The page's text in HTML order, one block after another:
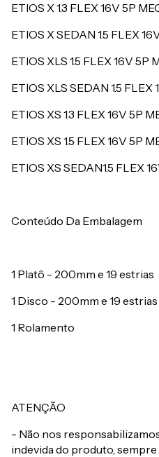
ETIOS X 1.3 FLEX 16V 5P
ETIOS X SEDAN 1.5 FLEX
ETIOS XLS 1.5 FLEX 16V 5P
ETIOS XLS SEDAN 1.5 FLEX
ETIOS XS 1.3 FLEX 16V 5P
ETIOS XS 1.5 FLEX 16V 5P
ETIOS XS SEDAN1.5 FLEX
Conteúdo Da Embalagem
1 Platô - 200mm e 19 estrias
1 Disco - 200mm e 19 estrias
1 Rolamento
ATENÇÃO
- Não nos
indevida do produto,